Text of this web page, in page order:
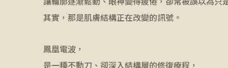
其實，那是肌膚結構正在改變的訊號。
鳳凰電波，
是一種不動刀、卻深入結構層的修復療程，